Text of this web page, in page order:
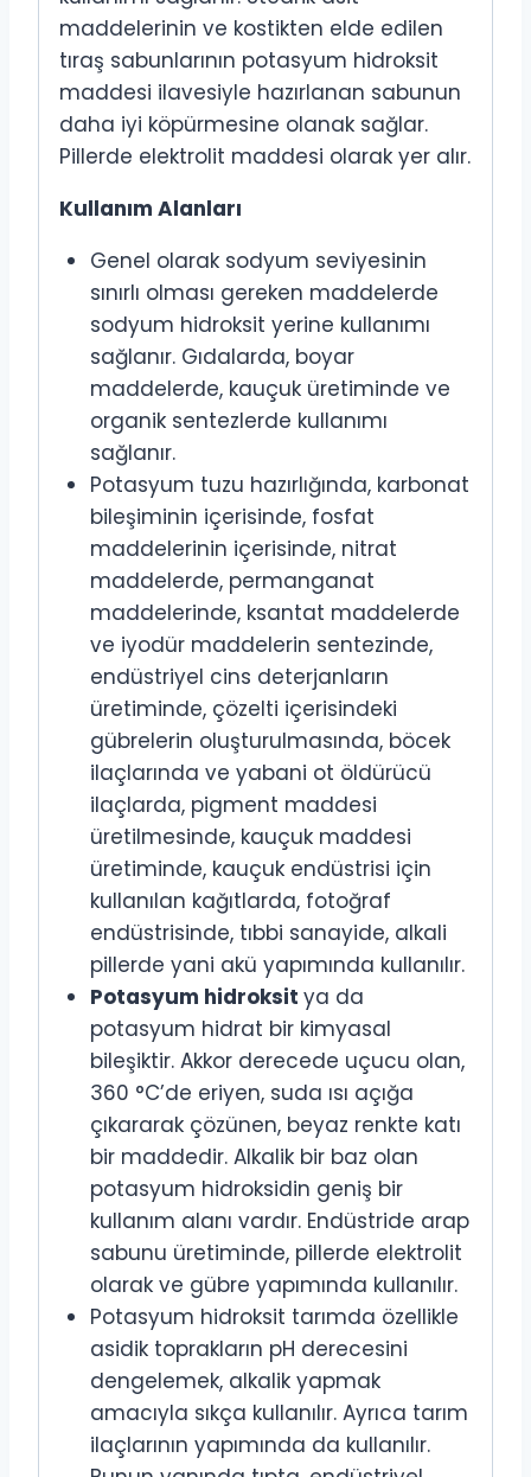
maddelerinin ve kostikten elde edilen
tıraş sabunlarının potasyum hidroksit
maddesi ilavesiyle hazırlanan sabunun
daha iyi köpürmesine olanak sağlar.
Pillerde elektrolit maddesi olarak yer alır.
Kullanım Alanları
Genel olarak sodyum seviyesinin
sınırlı olması gereken maddelerde
sodyum hidroksit yerine kullanımı
sağlanır. Gıdalarda, boyar
maddelerde, kauçuk üretiminde ve
organik sentezlerde kullanımı
sağlanır.
Potasyum tuzu hazırlığında, karbonat
bileşiminin içerisinde, fosfat
maddelerinin içerisinde, nitrat
maddelerde, permanganat
maddelerinde, ksantat maddelerde
ve iyodür maddelerin sentezinde,
endüstriyel cins deterjanların
üretiminde, çözelti içerisindeki
gübrelerin oluşturulmasında, böcek
ilaçlarında ve yabani ot öldürücü
ilaçlarda, pigment maddesi
üretilmesinde, kauçuk maddesi
üretiminde, kauçuk endüstrisi için
kullanılan kağıtlarda, fotoğraf
endüstrisinde, tıbbi sanayide, alkali
pillerde yani akü yapımında kullanılır.
Potasyum hidroksit ya da
potasyum hidrat bir kimyasal
bileşiktir. Akkor derecede uçucu olan,
360 °C’de eriyen, suda ısı açığa
çıkararak çözünen, beyaz renkte katı
bir maddedir. Alkalik bir baz olan
potasyum hidroksidin geniş bir
kullanım alanı vardır. Endüstride arap
sabunu üretiminde, pillerde elektrolit
olarak ve gübre yapımında kullanılır.
Potasyum hidroksit tarımda özellikle
asidik toprakların pH derecesini
dengelemek, alkalik yapmak
amacıyla sıkça kullanılır. Ayrıca tarım
ilaçlarının yapımında da kullanılır.